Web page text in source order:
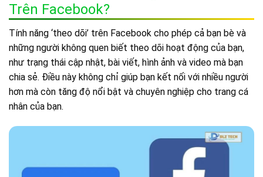
Trên Facebook?
Tính năng ‘theo dõi’ trên Facebook cho phép cả bạn bè và
những người không quen biết theo dõi hoạt động của bạn,
như trạng thái cập nhật, bài viết, hình ảnh và video mà bạn
chia sẻ. Điều này không chỉ giúp bạn kết nối với nhiều người
hơn mà còn tăng độ nổi bật và chuyên nghiệp cho trang cá
nhân của bạn.